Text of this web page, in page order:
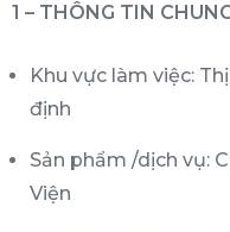
1 – THÔNG TIN
Khu vực làm việc:
định
Sản phẩm /dịch vụ:
Viện